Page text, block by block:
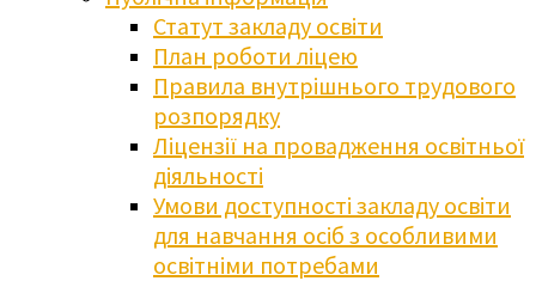
Статут закладу освіти
План роботи ліцею
Правила внутрішнього трудового
розпорядку
Ліцензії на провадження освітньої
діяльності
Умови доступності закладу освіти
для навчання осіб з особливими
освітніми потребами